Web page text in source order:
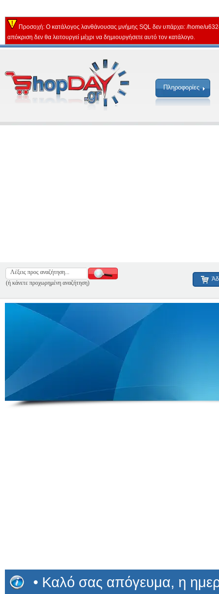
Προσοχή: Ο κατάλογος λανθάνουσας μνήμης SQL δεν υπάρχει: /home/
απόκριση δεν θα λειτουργεί μέχρι να δημιουργήσετε αυτό τον κατάλογο.
Πληροφορίες
(ή κάνετε προχωρημένη αναζήτηση)
• Καλό σας απόγευμα, η